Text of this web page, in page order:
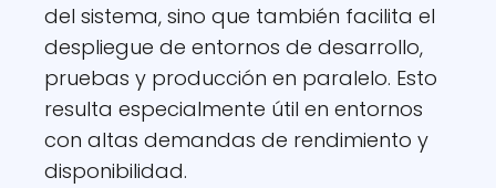
del sistema, sino que también facilita el
despliegue de entornos de desarrollo,
pruebas y producción en paralelo. Esto
resulta especialmente útil en entornos
con altas demandas de rendimiento y
disponibilidad.